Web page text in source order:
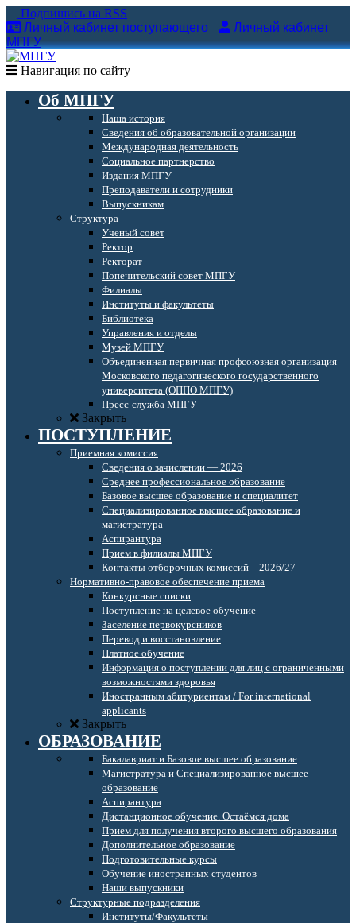
Подпишись на RSS
Личный кабинет поступающего
Личный кабинет
МПГУ
Навигация по сайту
Об МПГУ
Наша история
Сведения об образовательной организации
Международная деятельность
Социальное партнерство
Издания МПГУ
Преподаватели и сотрудники
Выпускникам
Структура
Ученый совет
Ректор
Ректорат
Попечительский совет МПГУ
Филиалы
Институты и факультеты
Библиотека
Управления и отделы
Музей МПГУ
Объединенная первичная профсоюзная организация
Московского педагогического государственного
университета (ОППО МПГУ)
Пресс-служба МПГУ
Закрыть
ПОСТУПЛЕНИЕ
Приемная комиссия
Сведения о зачислении — 2026
Среднее профессиональное образование
Базовое высшее образование и специалитет
Специализированное высшее образование и
магистратура
Аспирантура
Прием в филиалы МПГУ
Контакты отборочных комиссий – 2026/27
Нормативно-правовое обеспечение приема
Конкурсные списки
Поступление на целевое обучение
Заселение первокурсников
Перевод и восстановление
Платное обучение
Информация о поступлении для лиц с ограниченными
возможностями здоровья
Иностранным абитуриентам / For international
applicants
Закрыть
ОБРАЗОВАНИЕ
Бакалавриат и Базовое высшее образование
Магистратура и Специализированное высшее
образование
Аспирантура
Дистанционное обучение. Остаёмся дома
Прием для получения второго высшего образования
Дополнительное образование
Подготовительные курсы
Обучение иностранных студентов
Наши выпускники
Структурные подразделения
Институты/Факультеты